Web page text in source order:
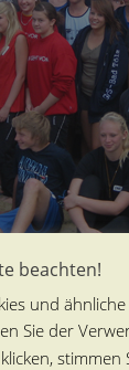
beachten!
und
Sie der